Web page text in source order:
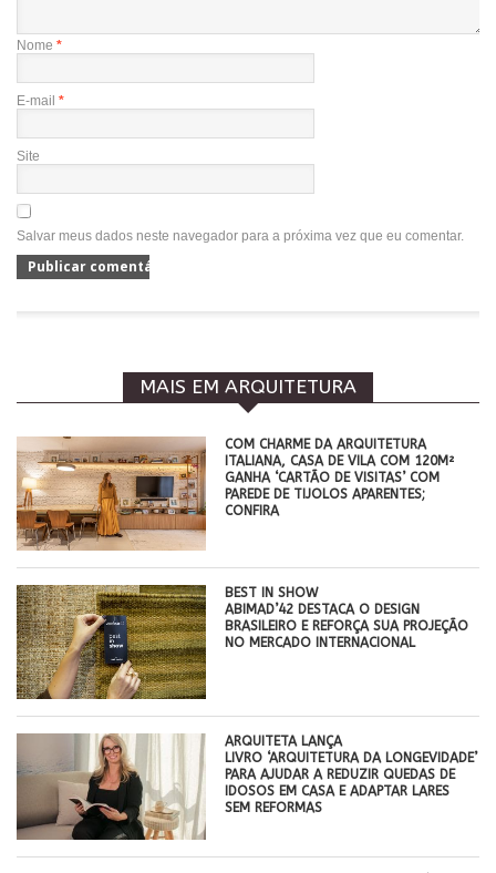
Nome *
E-mail *
Site
Salvar meus dados neste navegador para a próxima vez que eu comentar.
MAIS EM ARQUITETURA
COM CHARME DA ARQUITETURA
ITALIANA, CASA DE VILA COM 120M²
GANHA ‘CARTÃO DE VISITAS’ COM
PAREDE DE TIJOLOS APARENTES;
CONFIRA
BEST IN SHOW
ABIMAD’42 DESTACA O DESIGN
BRASILEIRO E REFORÇA SUA PROJEÇÃO
NO MERCADO INTERNACIONAL
ARQUITETA LANÇA
LIVRO ‘ARQUITETURA DA LONGEVIDADE’
PARA AJUDAR A REDUZIR QUEDAS DE
IDOSOS EM CASA E ADAPTAR LARES
SEM REFORMAS